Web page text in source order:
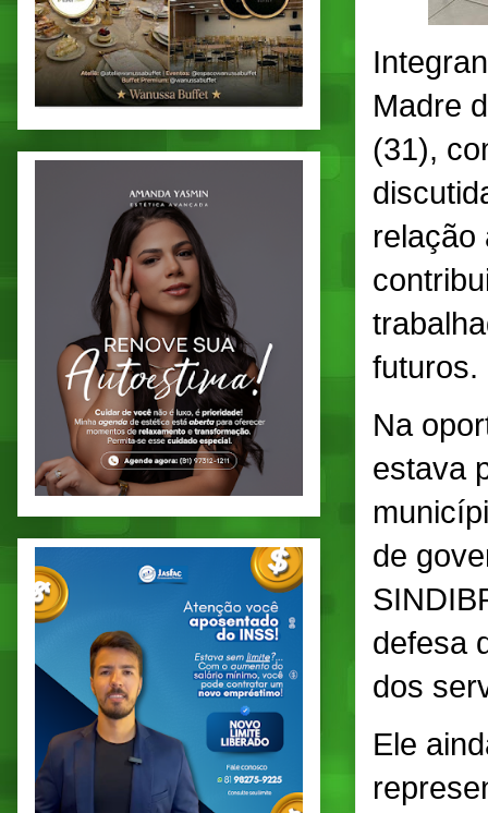
Madre
(31),
relação
futuros.
Na
estava
de
defesa
dos
Ele